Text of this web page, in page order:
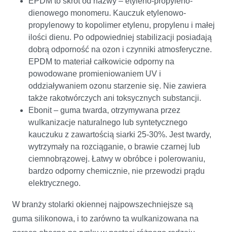
dienowego monomeru. Kauczuk etylenowo-
propylenowy to kopolimer etylenu, propylenu i małej
ilości dienu. Po odpowiedniej stabilizacji posiadają
dobrą odporność na ozon i czynniki atmosferyczne.
EPDM to materiał całkowicie odporny na
powodowane promieniowaniem UV i
oddziaływaniem ozonu starzenie się. Nie zawiera
także rakotwórczych ani toksycznych substancji.
Ebonit – guma twarda, otrzymywana przez
wulkanizacje naturalnego lub syntetycznego
kauczuku z zawartością siarki 25-30%. Jest twardy,
wytrzymały na rozciąganie, o brawie czarnej lub
ciemnobrązowej. Łatwy w obróbce i polerowaniu,
bardzo odporny chemicznie, nie przewodzi prądu
elektrycznego.
W branży stolarki okiennej najpowszechniejsze są
guma silikonowa, i to zarówno ta wulkanizowana na